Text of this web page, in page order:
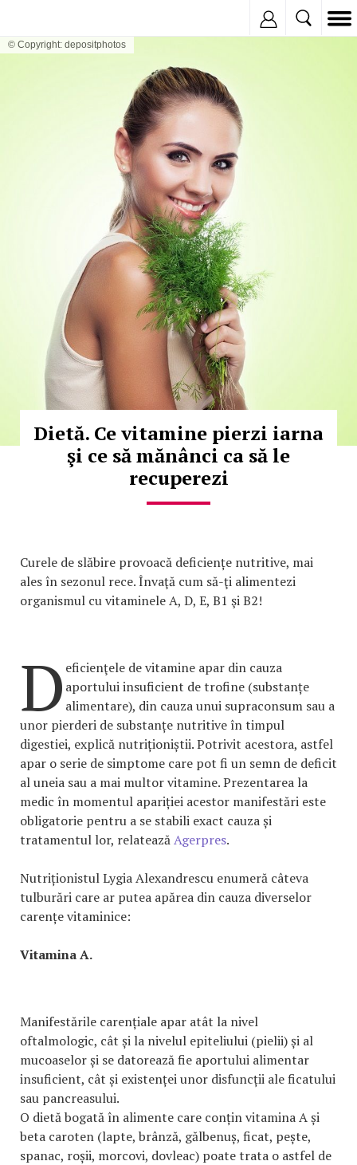
© Copyright: depositphotos
Dietă. Ce vitamine pierzi iarna
şi ce să mănânci ca să le
recuperezi
Curele de slăbire provoacă deficiențe nutritive, mai
ales în sezonul rece. Învaţă cum să-ţi alimentezi
organismul cu vitaminele A, D, E, B1 şi B2!
D eficienţele de vitamine apar din cauza
aportului insuficient de trofine (substanțe
alimentare), din cauza unui supraconsum sau a
unor pierderi de substanțe nutritive în timpul
digestiei, explică nutriționiștii. Potrivit acestora, astfel
apar o serie de simptome care pot fi un semn de deficit
al uneia sau a mai multor vitamine. Prezentarea la
medic în momentul apariției acestor manifestări este
obligatorie pentru a se stabili exact cauza și
tratamentul lor, relateazăAgerpres.
Nutriționistul Lygia Alexandrescu enumeră câteva
tulburări care ar putea apărea din cauza diverselor
carențe vitaminice:
Vitamina A.
Manifestările carențiale apar atât la nivel
oftalmologic, cât și la nivelul epiteliului (pielii) și al
mucoaselor și se datorează fie aportului alimentar
insuficient, cât și existenței unor disfuncții ale ficatului
sau pancreasului.
O dietă bogată în alimente care conțin vitamina A și
beta caroten (lapte, brânză, gălbenuș, ficat, pește,
spanac, roșii, morcovi, dovleac) poate trata o astfel de